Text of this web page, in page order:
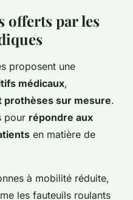
offerts par les
proposent une
médicaux,
prothèses sur mesure.
pour répondre aux
en matière de
à mobilité réduite,
les fauteuils roulants